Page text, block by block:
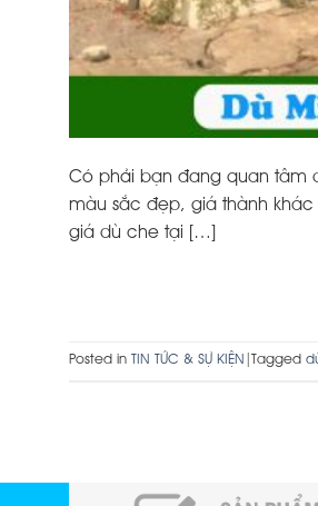
Có phải bạn đang quan tâm
màu sắc đẹp, giá thành
giá dù che tại […]
Posted in TIN TỨC & SỰ KIỆN Tagged